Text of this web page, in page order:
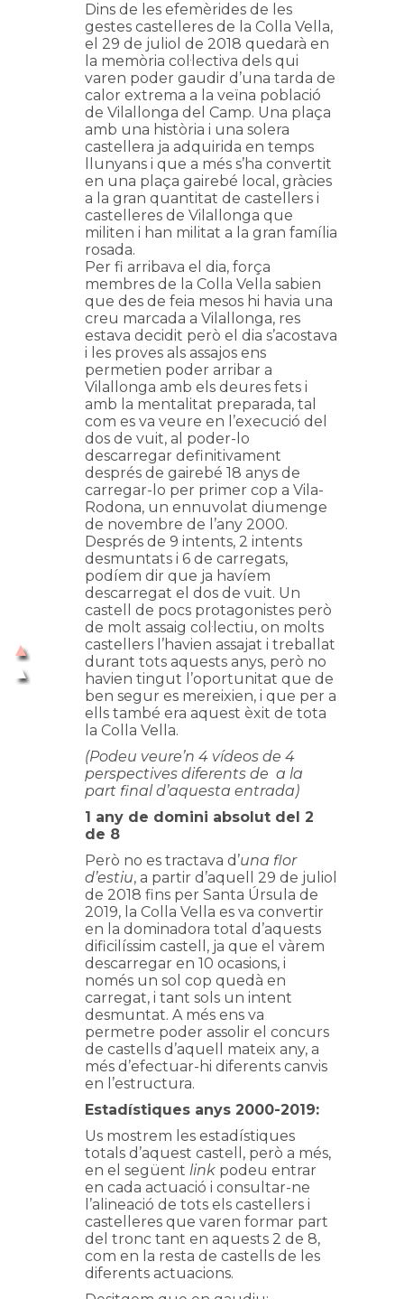
Dins de les efemèrides de les
gestes castelleres de la Colla Vella,
el 29 de juliol de 2018 quedarà en
la memòria col·lectiva dels qui
varen poder gaudir d’una tarda de
calor extrema a la veïna població
de Vilallonga del Camp. Una plaça
amb una història i una solera
castellera ja adquirida en temps
llunyans i que a més s’ha convertit
en una plaça gairebé local, gràcies
a la gran quantitat de castellers i
castelleres de Vilallonga que
militen i han militat a la gran família
rosada.
Per fi arribava el dia, força
membres de la Colla Vella sabien
que des de feia mesos hi havia una
creu marcada a Vilallonga, res
estava decidit però el dia s’acostava
i les proves als assajos ens
permetien poder arribar a
Vilallonga amb els deures fets i
amb la mentalitat preparada, tal
com es va veure en l’execució del
dos de vuit, al poder-lo
descarregar definitivament
després de gairebé 18 anys de
carregar-lo per primer cop a Vila-
Rodona, un ennuvolat diumenge
de novembre de l’any 2000.
Després de 9 intents, 2 intents
desmuntats i 6 de carregats,
podíem dir que ja havíem
descarregat el dos de vuit. Un
castell de pocs protagonistes però
de molt assaig col·lectiu, on molts
castellers l’havien assajat i treballat
durant tots aquests anys, però no
havien tingut l’oportunitat que de
ben segur es mereixien, i que per a
ells també era aquest èxit de tota
la Colla Vella.
(Podeu veure’n 4 vídeos de 4
perspectives diferents de a la
part final d’aquesta entrada)
1 any de domini absolut del 2
de 8
Però no es tractava d’una flor
d’estiu, a partir d’aquell 29 de juliol
de 2018 fins per Santa Úrsula de
2019, la Colla Vella es va convertir
en la dominadora total d’aquests
dificilíssim castell, ja que el vàrem
descarregar en 10 ocasions, i
només un sol cop quedà en
carregat, i tant sols un intent
desmuntat. A més ens va
permetre poder assolir el concurs
de castells d’aquell mateix any, a
més d’efectuar-hi diferents canvis
en l’estructura.
Estadístiques anys 2000-2019:
Us mostrem les estadístiques
totals d’aquest castell, però a més,
en el següent link podeu entrar
en cada actuació i consultar-ne
l’alineació de tots els castellers i
castelleres que varen formar part
del tronc tant en aquests 2 de 8,
com en la resta de castells de les
diferents actuacions.